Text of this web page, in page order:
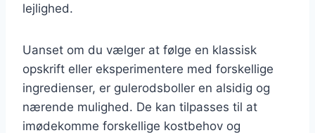
lejlighed.
Uanset om du vælger at følge en klassisk
opskrift eller eksperimentere med forskellige
ingredienser, er gulerodsboller en alsidig og
nærende mulighed. De kan tilpasses til at
imødekomme forskellige kostbehov og